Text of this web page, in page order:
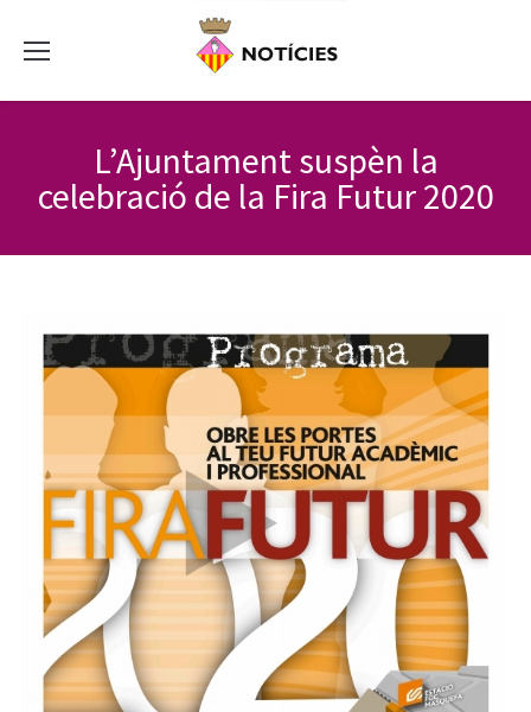
L’Ajuntament suspèn la
celebració de la Fira Futur 2020